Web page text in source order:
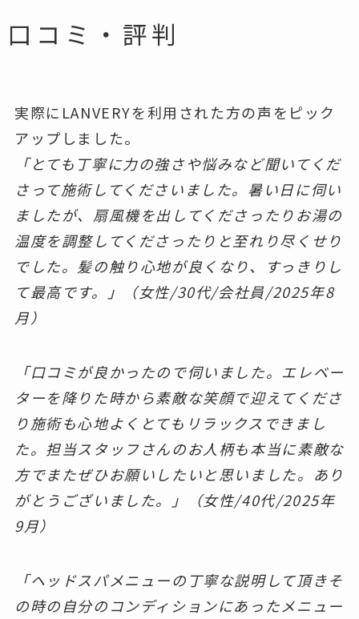
口コミ・評判
実際にLANVERYを利用された方の声をピック
アップしました。
「とても丁寧に力の強さや悩みなど聞いてくだ
さって施術してくださいました。暑い日に伺い
ましたが、扇風機を出してくださったりお湯の
温度を調整してくださったりと至れり尽くせり
でした。髪の触り心地が良くなり、すっきりし
て最高です。」（女性/30代/会社員/2025年8
月）
「口コミが良かったので伺いました。エレベー
ターを降りた時から素敵な笑顔で迎えてくださ
り施術も心地よくとてもリラックスできまし
た。担当スタッフさんのお人柄も本当に素敵な
方でまたぜひお願いしたいと思いました。あり
がとうございました。」（女性/40代/2025年
9月）
「ヘッドスパメニューの丁寧な説明して頂きそ
の時の自分のコンディションにあったメニュー